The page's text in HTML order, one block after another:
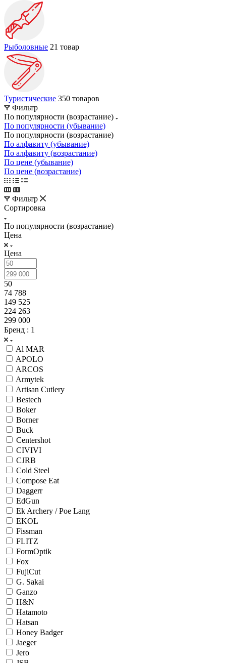
Рыболовные 21 товар
Туристические 350 товаров
Фильтр
По популярности (возрастание)
По популярности (убывание)
По популярности (возрастание)
По алфавиту (убывание)
По алфавиту (возрастание)
По цене (убывание)
По цене (возрастание)
Фильтр
Сортировка
По популярности (возрастание)
Цена
Цена
50
74 788
149 525
224 263
299 000
Бренд : 1
Al MAR
APOLO
ARCOS
Armytek
Artisan Cutlery
Bestech
Boker
Borner
Buck
Centershot
CIVIVI
CJRB
Cold Steel
Compose Eat
Daggerr
EdGun
Ek Archery / Poe Lang
EKOL
Fissman
FLITZ
FormOptik
Fox
FujiСut
G. Sakai
Ganzo
H&N
Hatamoto
Hatsan
Honey Badger
Jaeger
Jero